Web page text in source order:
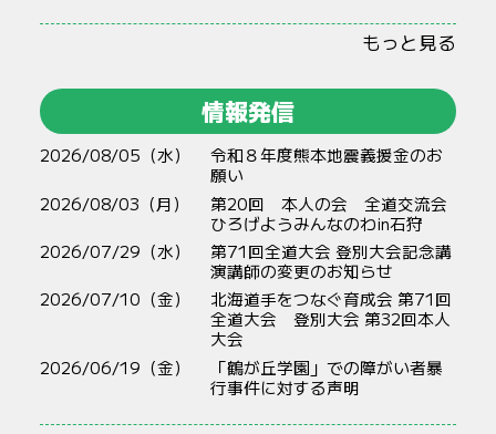
もっと見る
情報発信
2026/08/05（水）
令和８年度熊本地震義援金のお
願い
2026/08/03（月）
第20回 本人の会 全道交流会
ひろげようみんなのわin石狩
2026/07/29（水）
第71回全道大会 登別大会記念講
演講師の変更のお知らせ
2026/07/10（金）
北海道手をつなぐ育成会 第71回
全道大会 登別大会 第32回本人
大会
2026/06/19（金）
「鶴が丘学園」での障がい者暴
行事件に対する声明